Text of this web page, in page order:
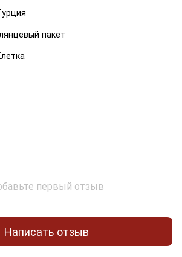
пакет
первый отзыв
Написать отзыв